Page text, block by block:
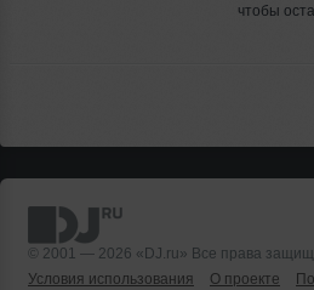
чтобы
© 2001 — 2026 «DJ.ru» Все права
Условия использования
О проекте